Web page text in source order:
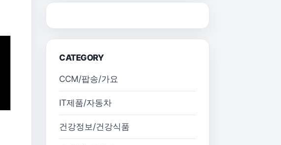
CATEGORY
CCM/팝송/가요
IT제품/자동차
건강정보/건강식품